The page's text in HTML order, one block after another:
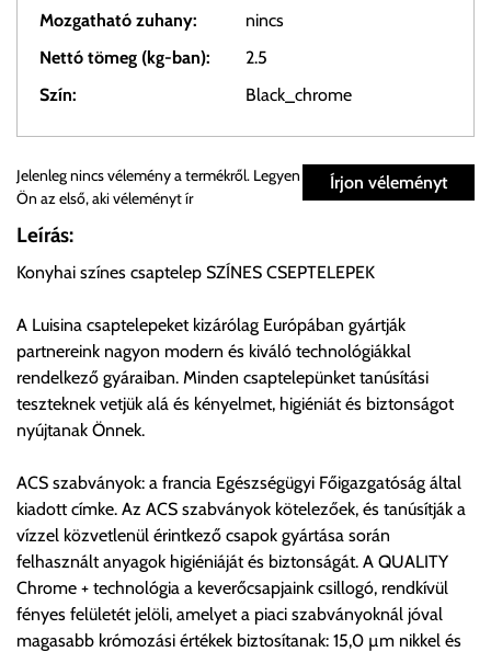
Mozgatható zuhany:
nincs
Nettó tömeg (kg-ban):
2.5
Szín:
Black_chrome
Személyes átvétel:
Önnek lehetősége van rendelését a beérkezést követően
ingyenesen átvenni Budapesti Cégcsoportunk Stúdiójában
előre egyeztetett időpontban.
Cím:1133 Budapest, Váci út 100.
Szállítási díjak:
Az oldalunkon rendelés esetén, amennyiben szállítást is kér,
vásárolt árú figyelembevételével az önnek megfelelő szállítási
költséget válassza ki.
Amennyiben nem biztos választásában, vagy a program
automatikusan nem ajánl fel szállítási költséget, úgy válassza
a 0.- forintos szállítást, kollégáink megvizsgálják a vásárolt
termék adatait, majd visszaigazolják a szállítás költségét.
Írjon véleményt
Jelenleg nincs vélemény a termékről. Legyen
Ön az első, aki véleményt ír
Leírás:
Konyhai színes csaptelep SZÍNES CSEPTELEPEK
A Luisina csaptelepeket kizárólag Európában gyártják
partnereink nagyon modern és kiváló technológiákkal
rendelkező gyáraiban. Minden csaptelepünket tanúsítási
teszteknek vetjük alá és kényelmet, higiéniát és biztonságot
nyújtanak Önnek.
ACS szabványok: a francia Egészségügyi Főigazgatóság által
kiadott címke. Az ACS szabványok kötelezőek, és tanúsítják a
vízzel közvetlenül érintkező csapok gyártása során
felhasznált anyagok higiéniáját és biztonságát. A QUALITY
Chrome + technológia a keverőcsapjaink csillogó, rendkívül
fényes felületét jelöli, amelyet a piaci szabványoknál jóval
magasabb krómozási értékek biztosítanak: 15,0 µm nikkel és